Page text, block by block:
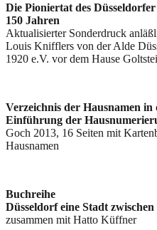
Die Pioniertat des
150 Jahren
Aktualisierter Sonderdruck
Louis Knifflers von der Alde
1920 e.V. vor dem Hause
Verzeichnis der Hausnamen
Einführung der
Goch 2013, 16 Seiten mit
Hausnamen
Buchreihe
Düsseldorf eine Stadt
zusammen mit Hatto Küffner